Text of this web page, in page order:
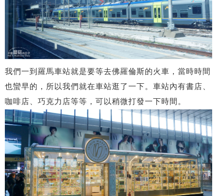
我們一到羅馬車站就是要等去佛羅倫斯的火車，當時時間
也蠻早的，所以我們就在車站逛了一下。車站內有書店、
咖啡店、巧克力店等等，可以稍微打發一下時間。